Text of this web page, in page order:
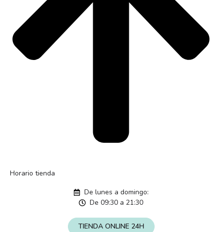
Horario tienda
De lunes a domingo:
De 09:30 a 21:30
TIENDA ONLINE 24H